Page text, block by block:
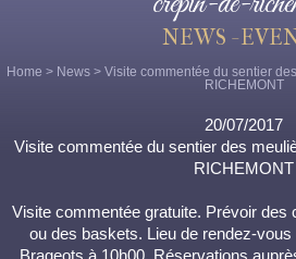
NEWS -
Home > News > Visite commentée du sentier
RICHEMONT
20/07/2017
Visite commentée du sentier des
RICHEMONT
Visite commentée gratuite. Prévoir des
ou des baskets. Lieu de rendez-